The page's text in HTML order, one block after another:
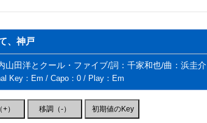
、神戸
山田洋とクール・ファイブ/詞：千家和也/曲：浜圭介
Key：Em / Capo：0 / Play：Em